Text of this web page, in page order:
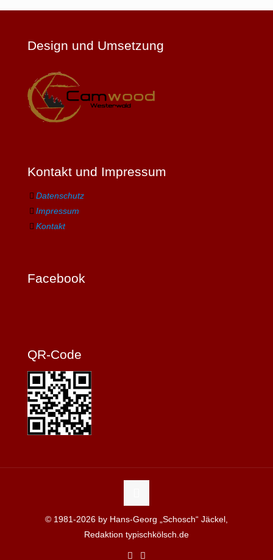
Design und Umsetzung
Kontakt und Impressum
Datenschutz
Impressum
Kontakt
Facebook
QR-Code
© 1981-2026 by Hans-Georg „Schosch“ Jäckel,
Redaktion typischkölsch.de